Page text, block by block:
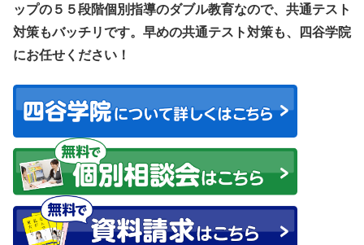
ップの５５段階個別指導のダブル教育なので、共通テスト
対策もバッチリです。早めの共通テスト対策も、四谷学院
にお任せください！